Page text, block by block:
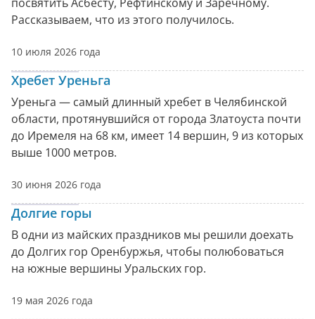
Рассказываем, что из этого получилось.
10 июля 2026 года
Хребет Уреньга
Уреньга — самый длинный хребет в Челябинской
области, протянувшийся от города Златоуста почти
до Иремеля на 68 км, имеет 14 вершин, 9 из которых
выше 1000 метров.
30 июня 2026 года
Долгие горы
В одни из майских праздников мы решили доехать
до Долгих гор Оренбуржья, чтобы полюбоваться
на южные вершины Уральских гор.
19 мая 2026 года